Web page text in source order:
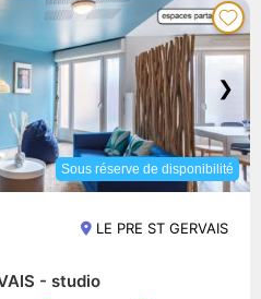
❯
Sous réserve de disponibilité
LE PRE ST GERVAIS
- studio